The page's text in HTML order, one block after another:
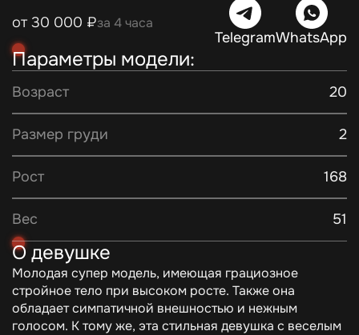
от 30 000 ₽за 4 часа
TelegramWhatsApp
Параметры модели:
Возраст 20
Размер груди 2
Рост 168
Вес 51
О девушке
Молодая супер модель, имеющая грациозное
стройное тело при высоком росте. Также она
обладает симпатичной внешностью и нежным
голосом. К тому же, эта стильная девушка с веселым